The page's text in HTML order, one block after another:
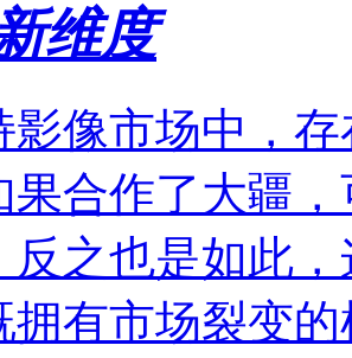
维度
影像市场中，
果合作了大疆
反之也是如此
拥有市场裂变